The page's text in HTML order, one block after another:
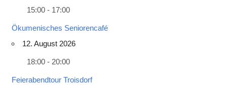
15:00 - 17:00
Ökumenisches Seniorencafé
12. August 2026
18:00 - 20:00
Feierabendtour Troisdorf